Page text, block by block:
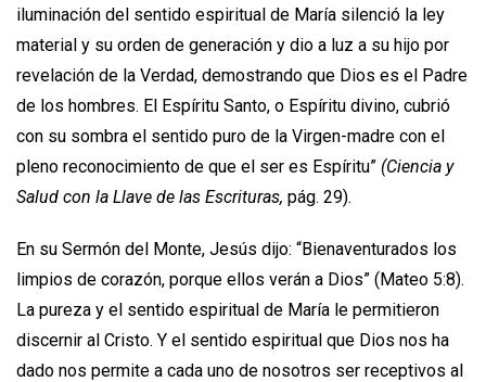
iluminación del sentido espiritual de María silenció la ley
material y su orden de generación y dio a luz a su hijo por
revelación de la Verdad, demostrando que Dios es el Padre
de los hombres. El Espíritu Santo, o Espíritu divino, cubrió
con su sombra el sentido puro de la Virgen-madre con el
pleno reconocimiento de que el ser es Espíritu” (Ciencia y
Salud con la Llave de las Escrituras, pág. 29).
En su Sermón del Monte, Jesús dijo: “Bienaventurados los
limpios de corazón, porque ellos verán a Dios” (Mateo 5:8).
La pureza y el sentido espiritual de María le permitieron
discernir al Cristo. Y el sentido espiritual que Dios nos ha
dado nos permite a cada uno de nosotros ser receptivos al